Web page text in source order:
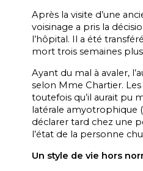
Après la visite d’une
voisinage a pris la
l’hôpital. Il a été
mort trois semaines
Ayant du mal à avaler,
selon Mme Chartier.
toutefois qu’il aurait pu
latérale amyotrophique
déclarer tard chez une
l’état de la personne
Un style de vie hors